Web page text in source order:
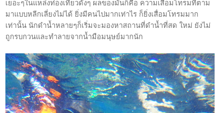
เยอะๆในแหล่งท่องเที่ยวดังๆ ผลของมันก็คือ ความเสื่อมโทรมที่ตาม
มาแบบหลีกเลี่ยงไม่ได้ ยิ่งมีคนไปมากเท่าไร ก็ยิ่งเสื่อมโทรมมาก
เท่านั้น นักดำน้ำหลายๆก็เริ่มจะมองหาสถานที่ดำน้ำที่สด ใหม่ ยังไม่
ถูกรบกวนและทำลายจากน้ำมือมนุษย์มากนัก